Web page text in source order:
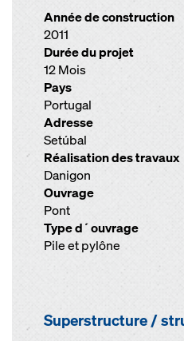
Année de construction
2011
Durée du projet
12 Mois
Pays
Portugal
Adresse
Setúbal
Réalisation des travaux
Danigon
Ouvrage
Pont
Type d´ouvrage
Pile et pylône
Superstructure /